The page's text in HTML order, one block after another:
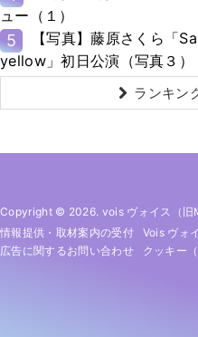
ュー（１）
5
【写真】藤原さくら「
yellow」初日公演（写真３）
ランキン
Copyright © 2026. vois ヴォイス（旧
情報提供・取材案内の受付
Vois ヴォ
広告に関するお問い合わせ
クッキー